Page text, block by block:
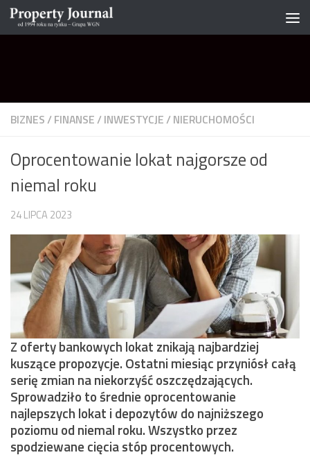
Skip to content
BIZNES/FINANSE/INWESTYCJE/NIERUCHOMOŚCI
Oprocentowanie lokat najgorsze od
niemal roku
24 LIPCA 2023
Z oferty bankowych lokat znikają najbardziej
kuszące propozycje. Ostatni miesiąc przyniósł całą
serię zmian na niekorzyść oszczędzających.
Sprowadziło to średnie oprocentowanie
najlepszych lokat i depozytów do najniższego
poziomu od niemal roku. Wszystko przez
spodziewane cięcia stóp procentowych.